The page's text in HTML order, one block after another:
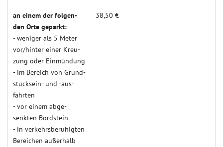
an einem der folgen­
den Orte geparkt:
- weniger als 5 Meter
vor/hinter einer Kreu­
zung oder Einmün­dung
- im Bereich von Grund­­­
stücksein- und -aus­­
fahrten
- vor einem abge­
senkten Bord­stein
- in verkehrs­beruh­igten
Berei­chen außer­halb
38,50 €